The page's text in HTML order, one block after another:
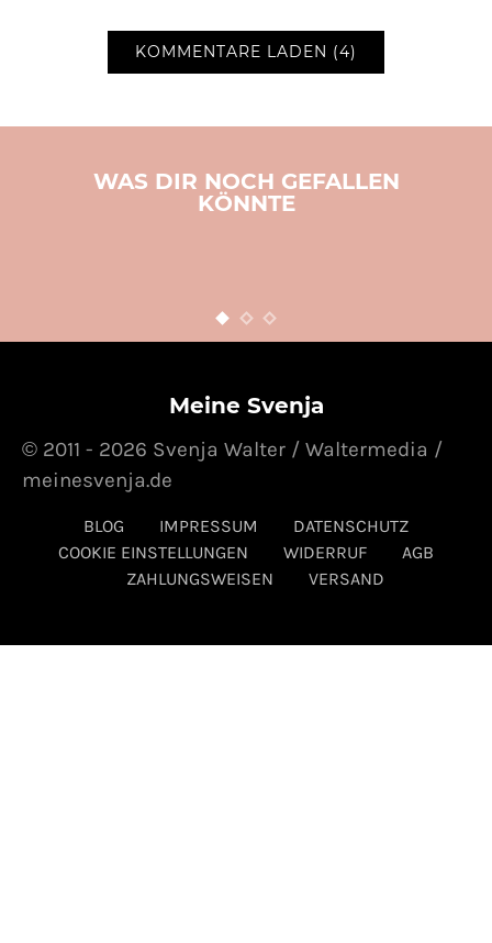
KOMMENTARE LADEN (4)
WAS DIR NOCH GEFALLEN
KÖNNTE
Knallbunt und zuckersüß
Meine Svenja
BLOG IMPRESSUM
DATENSCHUTZ
COOKIE EINSTELLUNGEN
WIDERRUF
AGB
ZAHLUNGSWEISEN
VERSAND
© 2011 - 2026 Svenja Walter / Waltermedia /
meinesvenja.de